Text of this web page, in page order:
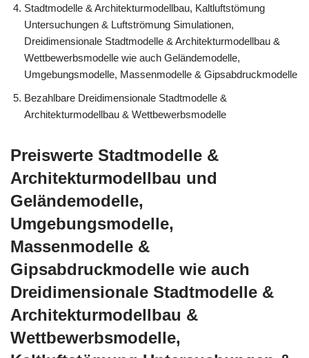
Stadtmodelle & Architekturmodellbau, Kaltluftstömung
Untersuchungen & Luftströmung Simulationen,
Dreidimensionale Stadtmodelle & Architekturmodellbau &
Wettbewerbsmodelle wie auch Geländemodelle,
Umgebungsmodelle, Massenmodelle & Gipsabdruckmodelle
Bezahlbare Dreidimensionale Stadtmodelle &
Architekturmodellbau & Wettbewerbsmodelle
Preiswerte Stadtmodelle &
Architekturmodellbau und
Geländemodelle,
Umgebungsmodelle,
Massenmodelle &
Gipsabdruckmodelle wie auch
Dreidimensionale Stadtmodelle &
Architekturmodellbau &
Wettbewerbsmodelle,